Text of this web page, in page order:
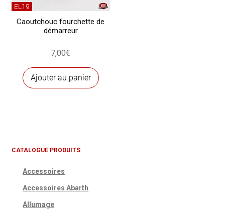
choisies
sur
EL19
Caoutchouc fourchette de
démarreur
7,00€
Ajouter au panier
CATALOGUE PRODUITS
Accessoires
Accessoires Abarth
Allumage